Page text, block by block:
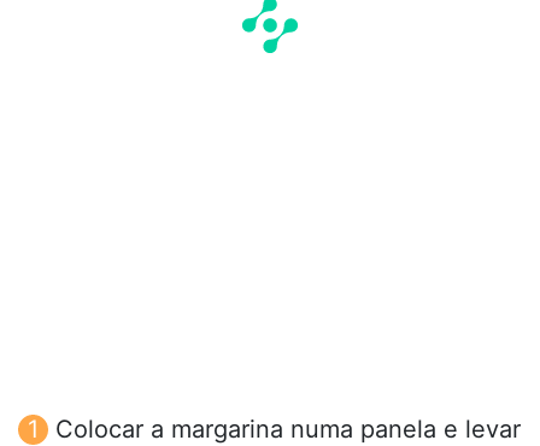
Colocar a margarina numa panela e levar